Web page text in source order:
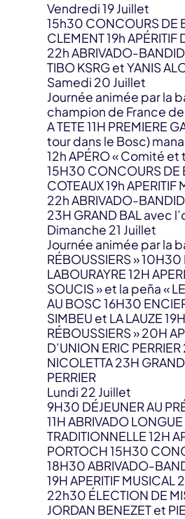
Vendredi 19 Juillet
15h30 CONCOURS DE
CLEMENT 19h
22h ABRIVADO-
TIBO KSRG et YANIS
Samedi 20 Juillet
Journée animée par la
champion de France
A TETE 11H PREMIERE
tour dans le Bosc)
12h APÉRO « Comité et
15H30 CONCOURS DE
COTEAUX 19h
22h ABRIVADO-
23H GRAND BAL avec
Dimanche 21 Juillet
Journée animée par la
RÉBOUSSIERS »
LABOURAYRE 12H
SOUCIS » et la peña «
AU BOSC 16H30
SIMBEU et LA LAUZE
RÉBOUSSIERS » 20H
D’UNION ERIC
NICOLETTA 23H
PERRIER
Lundi 22 Juillet
9H30 DÉJEUNER AU
11H ABRIVADO
TRADITIONNELLE 12H
PORTOCH 15H30
18H30 ABRIVADO-
19H APERITIF MUSICAL
22h30 ÉLECTION DE
JORDAN BENEZET et